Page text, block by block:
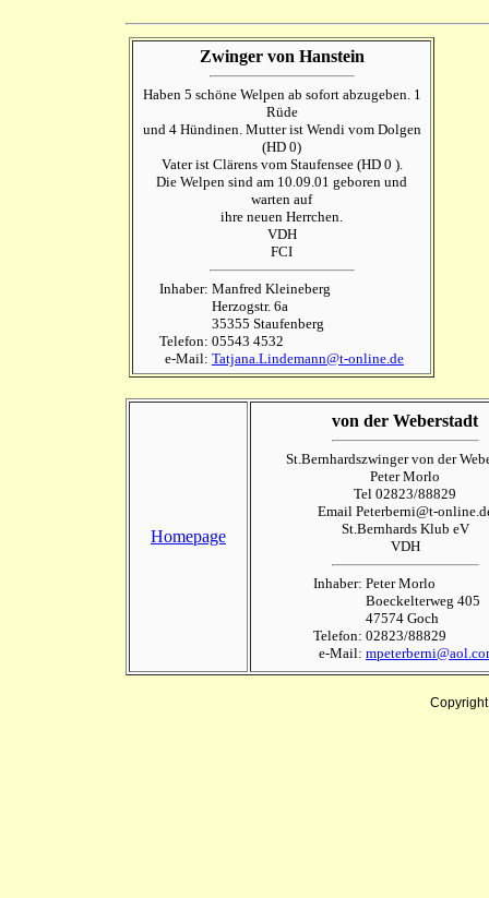
Zwinger von Hanstein
Haben 5 schöne Welpen ab sofort abzugeben. 1
Rüde
und 4 Hündinen. Mutter ist Wendi vom Dolgen
(HD 0)
Vater ist Clärens vom Staufensee (HD 0 ).
Die Welpen sind am 10.09.01 geboren und
warten auf
ihre neuen Herrchen.
VDH
FCI
Inhaber:
Telefon:
e-Mail:
Manfred Kleineberg
Herzogstr. 6a
35355 Staufenberg
05543 4532
Tatjana.Lindemann@t-online.de
Homepage
von der Weberstadt
St.Bernhardszwinger von der
Peter Morlo
Tel 02823/88829
Email Peterberni@t-
St.Bernhards Klub eV
VDH
Inhaber:
Telefon:
e-Mail:
Peter Morlo
Boeckelterweg 405
47574 Goch
02823/88829